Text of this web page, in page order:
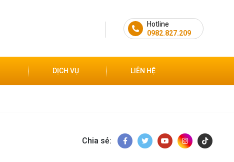
Hotline
0982.827.209
DỊCH VỤ LIÊN HỆ
Chia sẻ: